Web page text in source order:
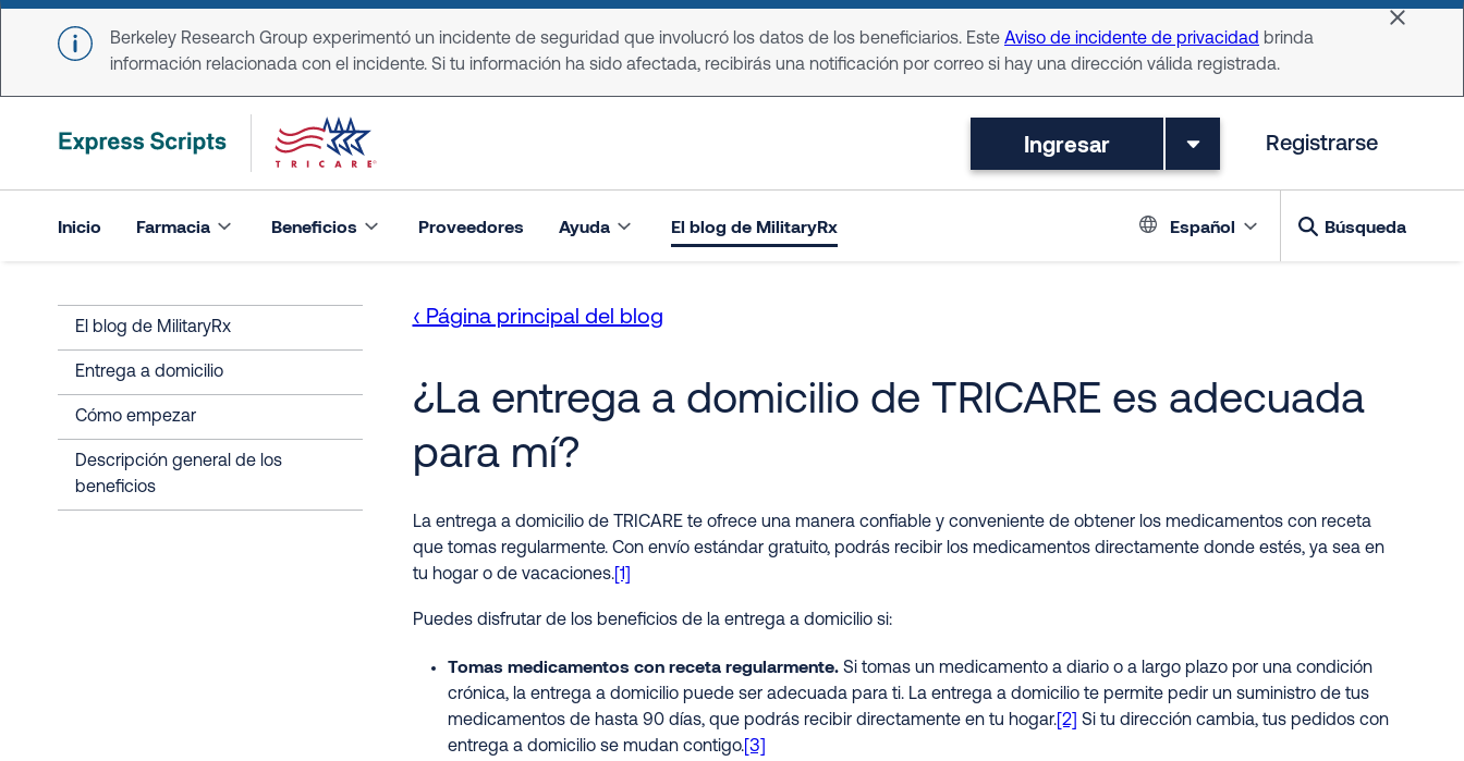
Skip to main content
Berkeley Research Group experimentó un incidente de seguridad que involucró los datos de los beneficiarios. Este Aviso de incidente de privacidad brinda
información relacionada con el incidente. Si tu información ha sido afectada, recibirás una notificación por correo si hay una dirección válida registrada.
Dismiss
Ingresar Registrarse
Inicio Farmacia Beneficios Proveedores Ayuda El blog de MilitaryRx Language
Español Búsqueda
El blog de MilitaryRx
Entrega a domicilio
Cómo empezar
Descripción general de los
beneficios
‹ Página principal del blog
¿La entrega a domicilio de TRICARE es adecuada
para mí?
La entrega a domicilio de TRICARE te ofrece una manera confiable y conveniente de obtener los medicamentos con receta
que tomas regularmente. Con envío estándar gratuito, podrás recibir los medicamentos directamente donde estés, ya sea en
tu hogar o de vacaciones.[1]
Puedes disfrutar de los beneficios de la entrega a domicilio si:
Tomas medicamentos con receta regularmente. Si tomas un medicamento a diario o a largo plazo por una condición
crónica, la entrega a domicilio puede ser adecuada para ti. La entrega a domicilio te permite pedir un suministro de tus
medicamentos de hasta 90 días, que podrás recibir directamente en tu hogar.[2] Si tu dirección cambia, tus pedidos con
entrega a domicilio se mudan contigo.[3]